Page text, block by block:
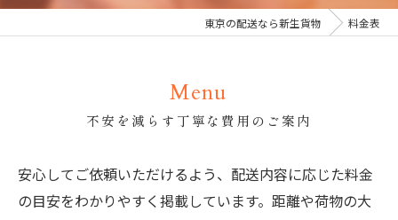
東京の配送なら新生貨物 料金表
不安を減らす丁寧な費用のご案内
Menu
安心してご依頼いただけるよう、配送内容に応じた料金
の目安をわかりやすく掲載しています。距離や荷物の大